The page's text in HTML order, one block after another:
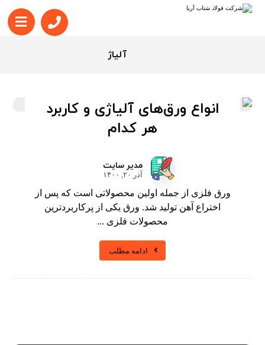
آلیاژ
انواع ورق‌های آلیاژی و کاربرد
هر کدام
مدیر سایت
آذر ۲۰, ۱۴۰۰
ورق فلزی از جمله اولین محصولاتی است که پس از
اختراع آهن تولید شد. ورق یکی از پرکاربردترین
محصولات فلزی ...
ادامه مطلب